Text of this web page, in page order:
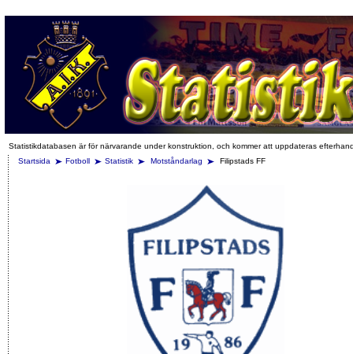
Statistikdatabasen är för närvarande under konstruktion, och kommer att uppdateras
Startsida
Fotboll Statistik Motståndarlag Filipstads FF